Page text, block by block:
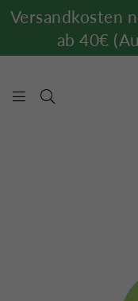
Versandkosten
ab 40€